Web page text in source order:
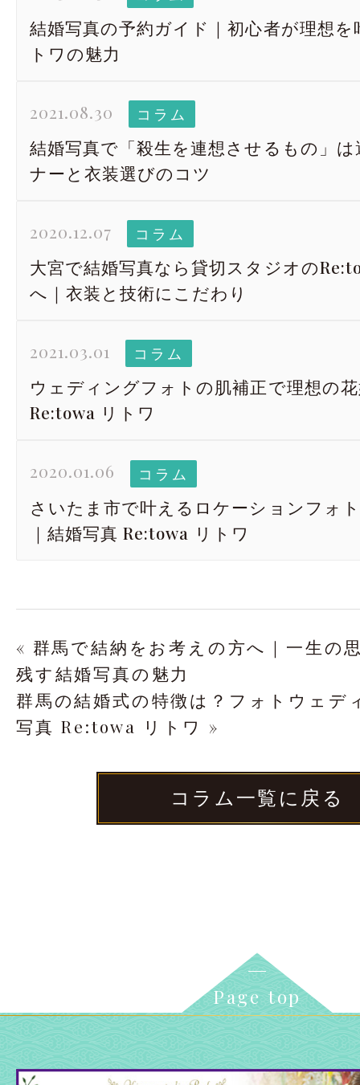
結婚写真の予約ガイド｜初心者が理想
トワの魅力
2021.08.30 コラム
結婚写真で「殺生を連想させるもの」
ナーと衣装選びのコツ
2020.12.07 コラム
大宮で結婚写真なら貸切スタジオの
へ｜衣装と技術にこだわり
2021.03.01 コラム
ウェディングフォトの肌補正で理想の
Re:towa リトワ
2020.01.06 コラム
さいたま市で叶えるロケーションフォ
｜結婚写真 Re:towa リトワ
« 群馬で結納をお考えの方へ｜一生の
残す結婚写真の魅力
群馬の結婚式の特徴は？フォトウェデ
写真 Re:towa リトワ »
コラム一覧に戻る
Page top